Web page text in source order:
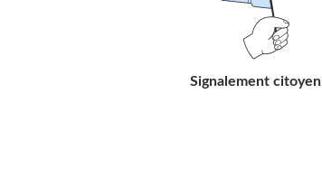
le
lien
Signalement citoyen